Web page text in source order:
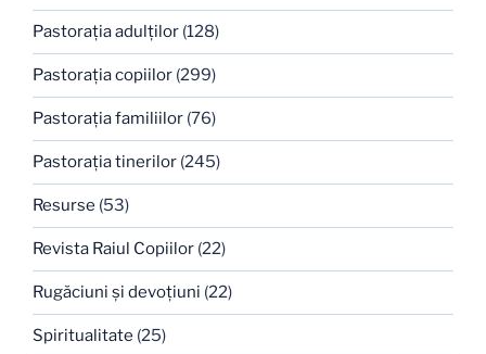
Pastoraţia adulţilor (128)
Pastoraţia copiilor (299)
Pastoraţia familiilor (76)
Pastoraţia tinerilor (245)
Resurse (53)
Revista Raiul Copiilor (22)
Rugăciuni şi devoţiuni (22)
Spiritualitate (25)